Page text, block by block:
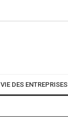
VIE DES ENTREPRISES